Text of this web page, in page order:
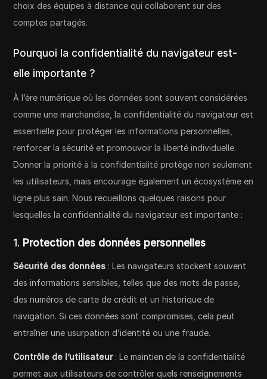
choix des équipes à distance qui collaborent sur des
comptes partagés.
Pourquoi la confidentialité du navigateur est-
elle importante ?
À l’ère numérique où les données sont souvent considérées
comme une marchandise, la confidentialité du navigateur est
essentielle pour protéger les informations personnelles,
renforcer la sécurité et promouvoir la liberté individuelle.
Donner la priorité à la confidentialité protège non seulement
les utilisateurs, mais encourage également un écosystème en
ligne plus sain. Nous recueillons quelques raisons pour
lesquelles la confidentialité du navigateur est importante :
1. Protection des données personnelles
Sécurité des données : Les navigateurs stockent souvent
des informations sensibles, telles que des mots de passe,
des numéros de carte de crédit et un historique de
navigation. Si ces données sont compromises, cela peut
entraîner une usurpation d’identité ou une fraude.
Contrôle de l’utilisateur: Le maintien de la confidentialité
permet aux utilisateurs de contrôler quels renseignements